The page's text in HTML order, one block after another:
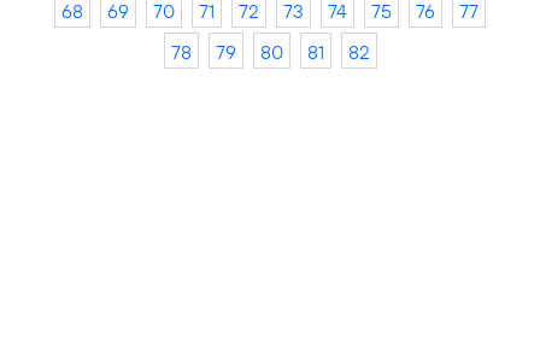
68 69 70 71 72 73 74 75 76
77
78
79 80 81 82